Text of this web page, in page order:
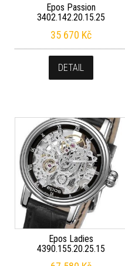
Epos Passion
3402.142.20.15.25
35 670 Kč
DETAIL
Epos Ladies
4390.155.20.25.15